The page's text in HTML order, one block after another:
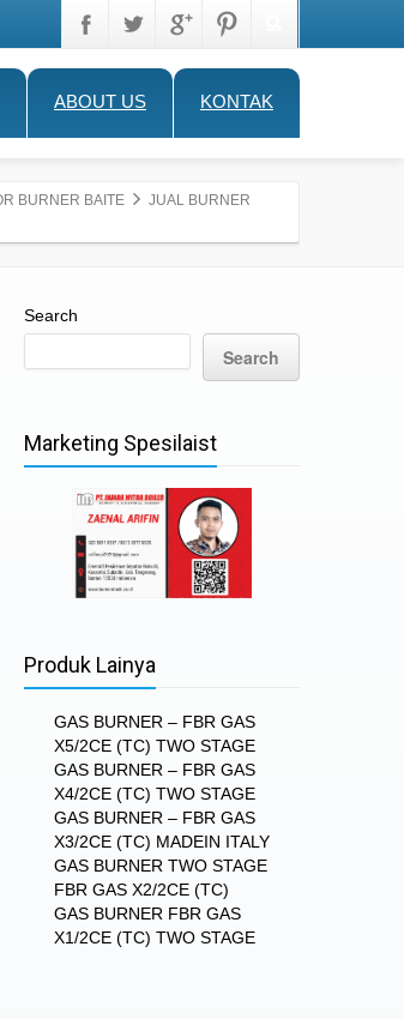
ABOUT US KONTAK
BURNER BAITE
JUAL BURNER
Search
Search
Marketing Spesilaist
Produk Lainya
GAS BURNER – FBR GAS
X5/2CE (TC) TWO STAGE
GAS BURNER – FBR GAS
X4/2CE (TC) TWO STAGE
GAS BURNER – FBR GAS
X3/2CE (TC) MADEIN ITALY
GAS BURNER TWO STAGE
FBR GAS X2/2CE (TC)
GAS BURNER FBR GAS
X1/2CE (TC) TWO STAGE